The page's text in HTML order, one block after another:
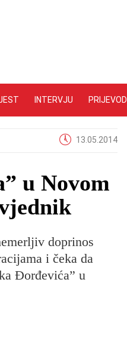
INTERVJU PRIJEVODI
13.05.2014
u Novom
doprinos
i čeka da
Đorđevića” u